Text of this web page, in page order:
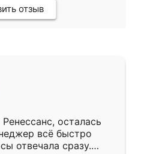
отзыв
осталась
всё быстро
отвечала сразу.